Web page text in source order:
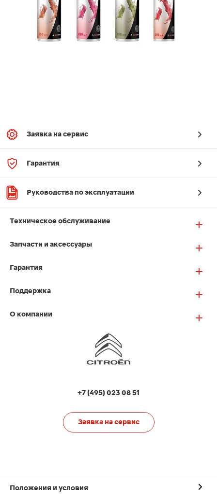
Заявка на сервис
Гарантия
Руководства по эксплуатации
Техническое обслуживание
Запчасти и аксессуары
Гарантия
Поддержка
О компании
+7 (495) 023 08 51
Заявка на сервис
Положения и условия